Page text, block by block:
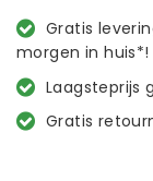
Gratis
morgen in huis*!
Laagsteprijs
Gratis